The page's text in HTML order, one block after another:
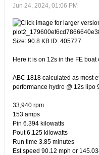
Jun 24, 2024, 01:06 PM
Here it is on 12s in the FE boat
ABC 1818 calculated as most
performance hydro @ 12s lipo
33,940 rpm
153 amps
Pin 6.394 kilowatts
Pout 6.125 kilowatts
Run time 3.85 minutes
Est speed 90.12 mph or